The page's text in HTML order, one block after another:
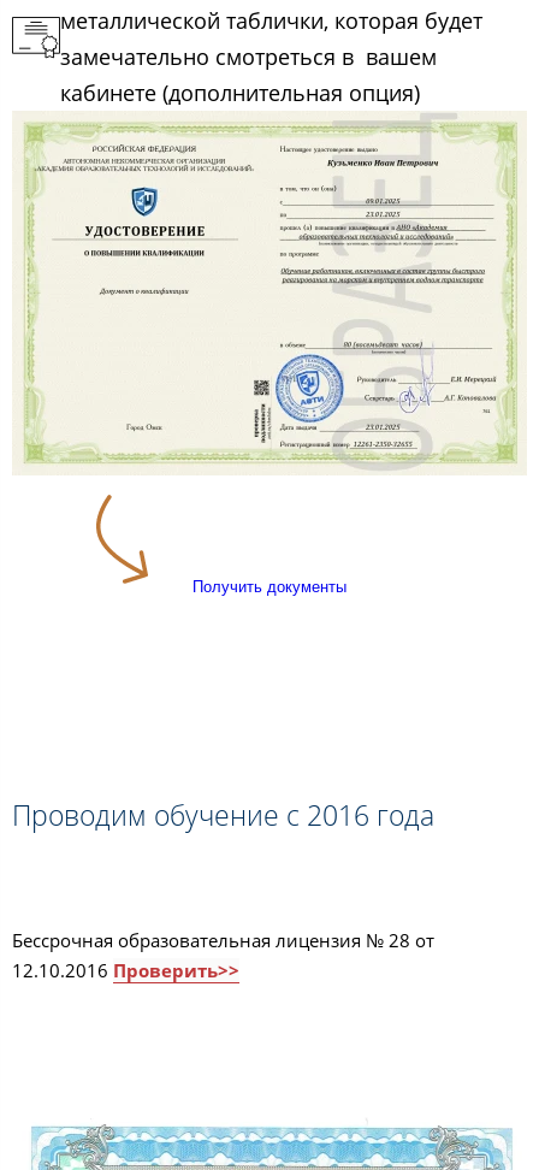
металлической таблички, которая будет
замечательно смотреться в вашем
кабинете (дополнительная опция)
Получить документы
Проводим обучение с 2016 года
Бессрочная образовательная лицензия № 28 от
12.10.2016 Проверить>>